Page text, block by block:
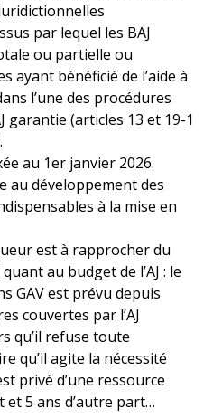
par lequel les BAJ
ou partielle ou
ayant bénéficié de l’aide à
l’une des procédures
garantie (articles 13 et 19-1
au 1er janvier 2026.
au développement des
à la mise en
est à rapprocher du
au budget de l’AJ : le
GAV est prévu depuis
couvertes par l’AJ
qu’il refuse toute
qu’il agite la nécessité
privé d’une ressource
et 5 ans d’autre part…